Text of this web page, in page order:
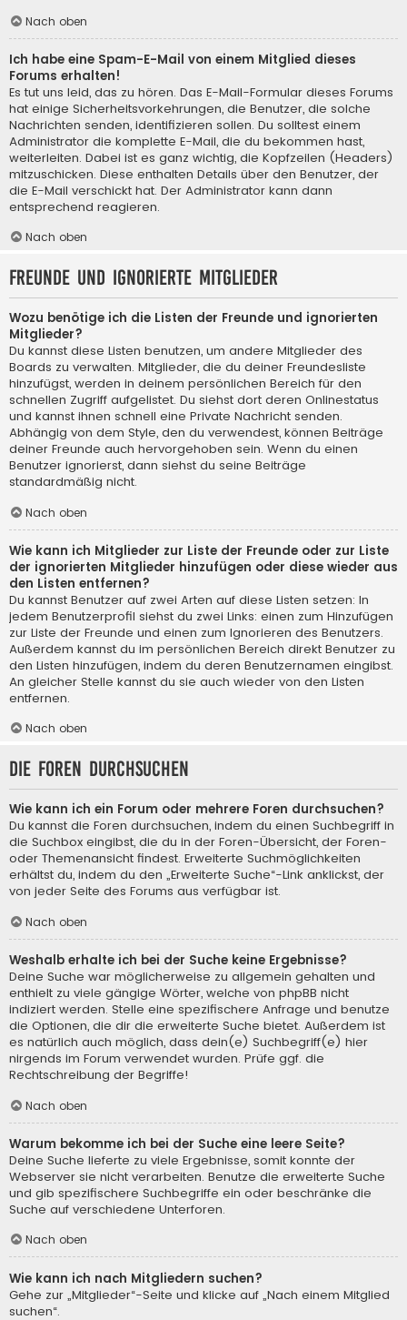
Nach oben
Ich habe eine Spam-E-Mail von einem Mitglied dieses
Forums erhalten!
Es tut uns leid, das zu hören. Das E-Mail-Formular dieses Forums
hat einige Sicherheitsvorkehrungen, die Benutzer, die solche
Nachrichten senden, identifizieren sollen. Du solltest einem
Administrator die komplette E-Mail, die du bekommen hast,
weiterleiten. Dabei ist es ganz wichtig, die Kopfzeilen (Headers)
mitzuschicken. Diese enthalten Details über den Benutzer, der
die E-Mail verschickt hat. Der Administrator kann dann
entsprechend reagieren.
Nach oben
Freunde und ignorierte Mitglieder
Wozu benötige ich die Listen der Freunde und ignorierten
Mitglieder?
Du kannst diese Listen benutzen, um andere Mitglieder des
Boards zu verwalten. Mitglieder, die du deiner Freundesliste
hinzufügst, werden in deinem persönlichen Bereich für den
schnellen Zugriff aufgelistet. Du siehst dort deren Onlinestatus
und kannst ihnen schnell eine Private Nachricht senden.
Abhängig von dem Style, den du verwendest, können Beiträge
deiner Freunde auch hervorgehoben sein. Wenn du einen
Benutzer ignorierst, dann siehst du seine Beiträge
standardmäßig nicht.
Nach oben
Wie kann ich Mitglieder zur Liste der Freunde oder zur Liste
der ignorierten Mitglieder hinzufügen oder diese wieder aus
den Listen entfernen?
Du kannst Benutzer auf zwei Arten auf diese Listen setzen: In
jedem Benutzerprofil siehst du zwei Links: einen zum Hinzufügen
zur Liste der Freunde und einen zum Ignorieren des Benutzers.
Außerdem kannst du im persönlichen Bereich direkt Benutzer zu
den Listen hinzufügen, indem du deren Benutzernamen eingibst.
An gleicher Stelle kannst du sie auch wieder von den Listen
entfernen.
Nach oben
Die Foren durchsuchen
Wie kann ich ein Forum oder mehrere Foren durchsuchen?
Du kannst die Foren durchsuchen, indem du einen Suchbegriff in
die Suchbox eingibst, die du in der Foren-Übersicht, der Foren-
oder Themenansicht findest. Erweiterte Suchmöglichkeiten
erhältst du, indem du den „Erweiterte Suche“-Link anklickst, der
von jeder Seite des Forums aus verfügbar ist.
Nach oben
Weshalb erhalte ich bei der Suche keine Ergebnisse?
Deine Suche war möglicherweise zu allgemein gehalten und
enthielt zu viele gängige Wörter, welche von phpBB nicht
indiziert werden. Stelle eine spezifischere Anfrage und benutze
die Optionen, die dir die erweiterte Suche bietet. Außerdem ist
es natürlich auch möglich, dass dein(e) Suchbegriff(e) hier
nirgends im Forum verwendet wurden. Prüfe ggf. die
Rechtschreibung der Begriffe!
Nach oben
Warum bekomme ich bei der Suche eine leere Seite?
Deine Suche lieferte zu viele Ergebnisse, somit konnte der
Webserver sie nicht verarbeiten. Benutze die erweiterte Suche
und gib spezifischere Suchbegriffe ein oder beschränke die
Suche auf verschiedene Unterforen.
Nach oben
Wie kann ich nach Mitgliedern suchen?
Gehe zur „Mitglieder“-Seite und klicke auf „Nach einem Mitglied
suchen“.